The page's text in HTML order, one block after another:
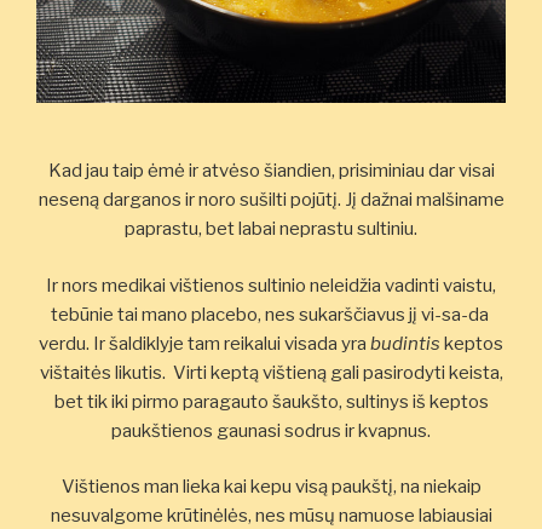
Kad jau taip ėmė ir atvėso šiandien, prisiminiau dar visai
neseną darganos ir noro sušilti pojūtį. Jį dažnai malšiname
paprastu, bet labai neprastu sultiniu.
Ir nors medikai vištienos sultinio neleidžia vadinti vaistu,
tebūnie tai mano placebo, nes sukarščiavus jį vi-sa-da
verdu. Ir šaldiklyje tam reikalui visada yra budintis keptos
vištaitės likutis. Virti keptą vištieną gali pasirodyti keista,
bet tik iki pirmo paragauto šaukšto, sultinys iš keptos
paukštienos gaunasi sodrus ir kvapnus.
Vištienos man lieka kai kepu visą paukštį, na niekaip
nesuvalgome krūtinėlės, nes mūsų namuose labiausiai